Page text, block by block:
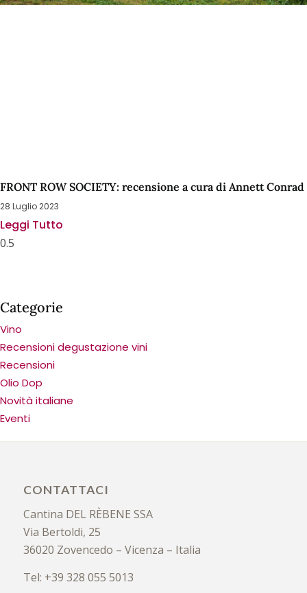
FRONT ROW SOCIETY: recensione a cura di Annett Conrad
28 Luglio 2023
Leggi Tutto
Categorie
Vino
Recensioni degustazione vini
Recensioni
Olio Dop
Novità italiane
Eventi
CONTATTACI
Cantina DEL RÈBENE SSA
Via Bertoldi, 25
36020 Zovencedo – Vicenza – Italia
Tel: +39 328 055 5013